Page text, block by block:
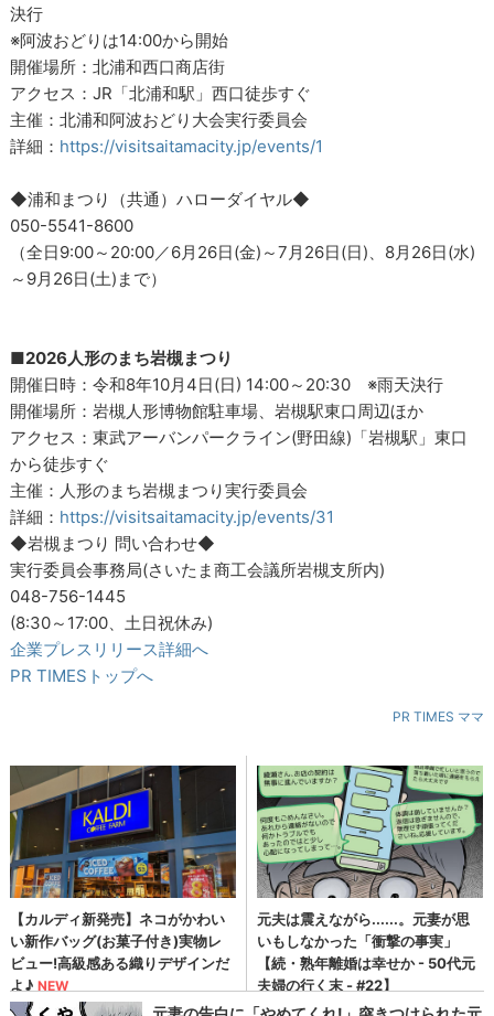
決行
※阿波おどりは14:00から開始
開催場所：北浦和西口商店街
アクセス：JR「北浦和駅」西口徒歩すぐ
主催：北浦和阿波おどり大会実行委員会
詳細： https://visitsaitamacity.jp/events/1
◆浦和まつり（共通）ハローダイヤル◆
050-5541-8600
（全日9:00～20:00／6月26日(金)～7月26日(日)、8月26日(水)
～9月26日(土)まで）
■2026人形のまち岩槻まつり
開催日時：令和8年10月4日(日) 14:00～20:30 ※雨天決行
開催場所：岩槻人形博物館駐車場、岩槻駅東口周辺ほか
アクセス：東武アーバンパークライン(野田線)「岩槻駅」東口
から徒歩すぐ
主催：人形のまち岩槻まつり実行委員会
詳細： https://visitsaitamacity.jp/events/31
◆岩槻まつり 問い合わせ◆
実行委員会事務局(さいたま商工会議所岩槻支所内)
048-756-1445
(8:30～17:00、土日祝休み)
企業プレスリリース詳細へ
PR TIMESトップへ
PR TIMES ママ